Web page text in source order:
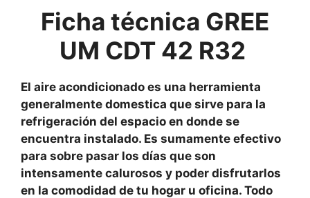
Ficha técnica GREE
UM CDT 42 R32
El aire acondicionado es una herramienta
generalmente domestica que sirve para la
refrigeración del espacio en donde se
encuentra instalado. Es sumamente efectivo
para sobre pasar los días que son
intensamente calurosos y poder disfrutarlos
en la comodidad de tu hogar u oficina. Todo